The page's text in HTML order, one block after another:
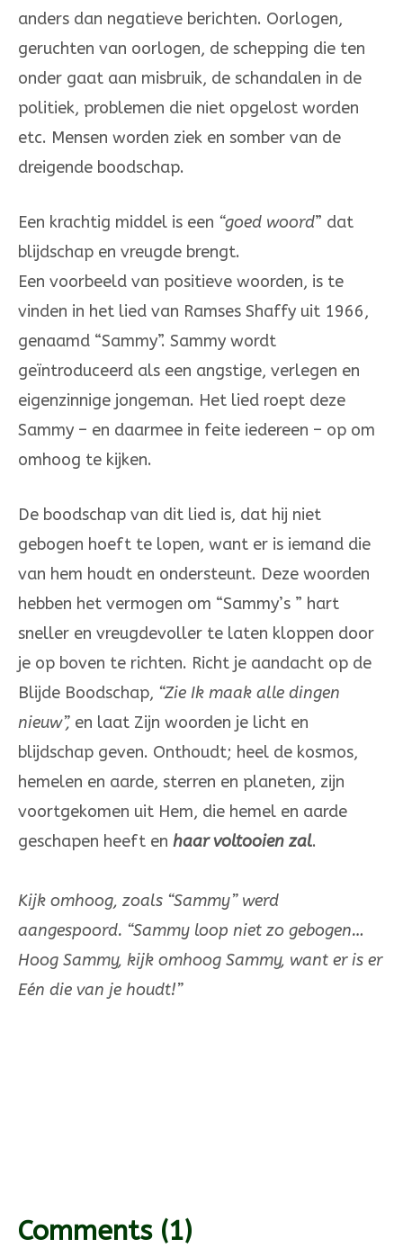
anders dan negatieve berichten. Oorlogen,
geruchten van oorlogen, de schepping die ten
onder gaat aan misbruik, de schandalen in de
politiek, problemen die niet opgelost worden
etc. Mensen worden ziek en somber van de
dreigende boodschap.
Een krachtig middel is een “goed woord” dat
blijdschap en vreugde brengt.
Een voorbeeld van positieve woorden, is te
vinden in het lied van Ramses Shaffy uit 1966,
genaamd “Sammy”. Sammy wordt
geïntroduceerd als een angstige, verlegen en
eigenzinnige jongeman. Het lied roept deze
Sammy – en daarmee in feite iedereen – op om
omhoog te kijken.
De boodschap van dit lied is, dat hij niet
gebogen hoeft te lopen, want er is iemand die
van hem houdt en ondersteunt. Deze woorden
hebben het vermogen om “Sammy’s ” hart
sneller en vreugdevoller te laten kloppen door
je op boven te richten. Richt je aandacht op de
Blijde Boodschap, “Zie Ik maak alle dingen
nieuw”, en laat Zijn woorden je licht en
blijdschap geven. Onthoudt; heel de kosmos,
hemelen en aarde, sterren en planeten, zijn
voortgekomen uit Hem, die hemel en aarde
geschapen heeft en haar voltooien zal.
Kijk omhoog, zoals “Sammy” werd
aangespoord. “Sammy loop niet zo gebogen…
Hoog Sammy, kijk omhoog Sammy, want er is er
Eén die van je houdt!”
Comments (1)